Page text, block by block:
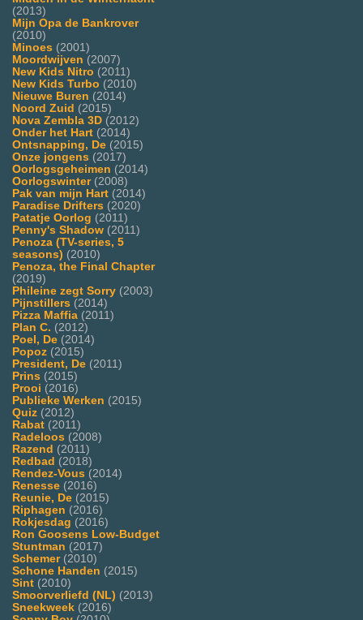
(2013)
Mijn Opa de Bankrover
(2010)
Minoes (2001)
Moordwijven (2007)
New Kids Nitro (2011)
New Kids Turbo (2010)
Nieuwe Buren (2014)
Noord Zuid (2015)
Nova Zembla 3D (2012)
Onder het Hart (2014)
Ontsnapping, De (2015)
Onze jongens (2017)
Oorlogsgeheimen (2014)
Oorlogswinter(2008)
Pak van mijn Hart (2014)
Paradise Drifters (2020)
Patatje Oorlog (2011)
Penny's Shadow (2011)
Penoza (TV-series, 5
seasons) (2010)
Penoza, the Final Chapter
(2019)
Phileine zegt Sorry (2003)
Pijnstillers (2014)
Pizza Maffia (2011)
Plan C. (2012)
Poel, De (2014)
Popoz (2015)
President, De (2011)
Prins (2015)
Prooi (2016)
Publieke Werken (2015)
Quiz (2012)
Rabat (2011)
Radeloos (2008)
Razend (2011)
Redbad (2018)
Rendez-Vous (2014)
Renesse (2016)
Reunie, De (2015)
Riphagen (2016)
Rokjesdag (2016)
Ron Goosens Low-Budget
Stuntman (2017)
Schemer(2010)
Schone Handen (2015)
Sint (2010)
Smoorverliefd (NL) (2013)
Sneekweek (2016)